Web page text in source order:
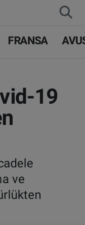
FRANSA
19
ve